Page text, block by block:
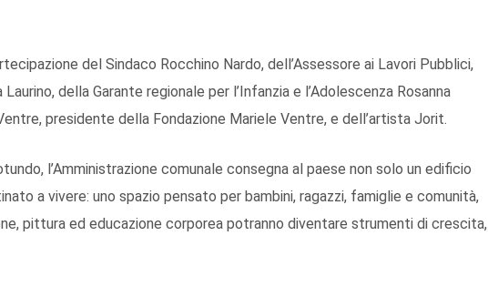
del Sindaco Rocchino Nardo, dell’Assessore ai Lavori Pubblici,
della Garante regionale per l’Infanzia e l’Adolescenza Rosanna
presidente della Fondazione Mariele Ventre, e dell’artista Jorit.
l’Amministrazione comunale consegna al paese non solo un edificio
a vivere: uno spazio pensato per bambini, ragazzi, famiglie e comunità,
pittura ed educazione corporea potranno diventare strumenti di crescita,